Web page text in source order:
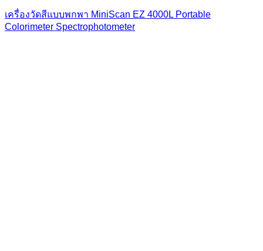
เครื่องวัดสีแบบพกพา MiniScan EZ 4000L Portable
Colorimeter Spectrophotometer